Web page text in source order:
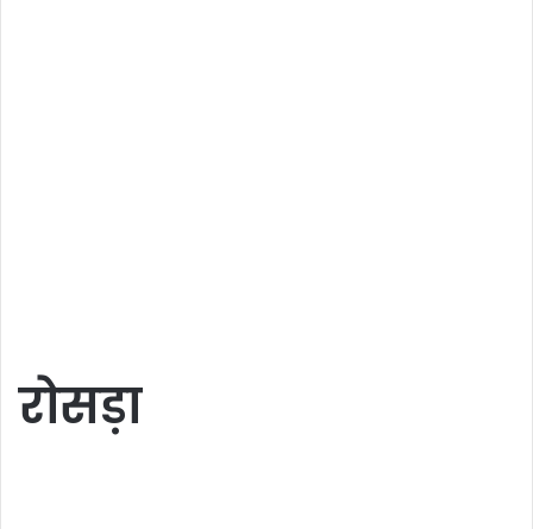
रोसड़ा